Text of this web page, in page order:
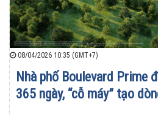
08/04/2026 10:35 (GMT+7)
Nhà phố Boulevard Prime
365 ngày, “cỗ máy” tạo